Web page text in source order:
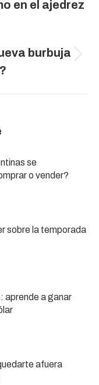
en el ajedrez
burbuja
se
o vender?
sobre la temporada
aprende a ganar
afuera